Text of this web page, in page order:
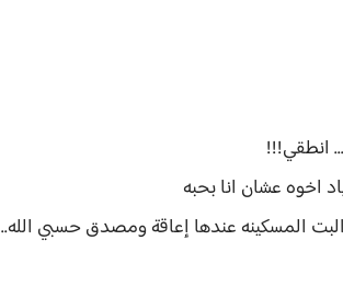
انطقي!!!
اخوه عشان انا بحبه
المسكينه عندها إعاقة ومصدق حسبي الله..